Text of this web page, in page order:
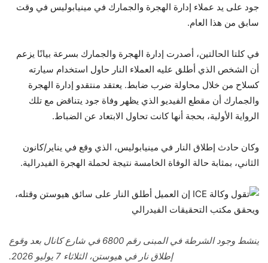
جود على يد عملاء إدارة الهجرة والجمارك في مينيابوليس في وقت
سابق من هذا العام.
في كلتا الحالتين، أصدرت إدارة الهجرة والجمارك بسرعة بيانًا يزعم
أن الشخص الذي أطلق عليه العملاء النار حاول استخدام سيارته
كسلاح من خلال محاولة ضرب ضابط. يعتقد منتقدو إدارة الهجرة
والجمارك أن مقطع الفيديو الذي يظهر وفاة جود يتناقض مع تلك
الرواية الأولية، بحجة أنها كانت تحاول الابتعاد عن الضباط.
وكان حادث إطلاق النار في مينيابوليس، الذي وقع في يناير/كانون
الثاني، بمثابة حالة الوفاة الخامسة نتيجة لحملة الهجرة الفيدرالية.
ينشط وجود الشرطة في المبنى رقم 6800 في شارع كانال بعد وقوع
إطلاق نار في هيوستن، الثلاثاء 7 يوليو 2026.